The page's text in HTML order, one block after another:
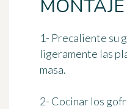
MONTAJE
1- Precaliente su
ligeramente las
masa.
2- Cocinar los